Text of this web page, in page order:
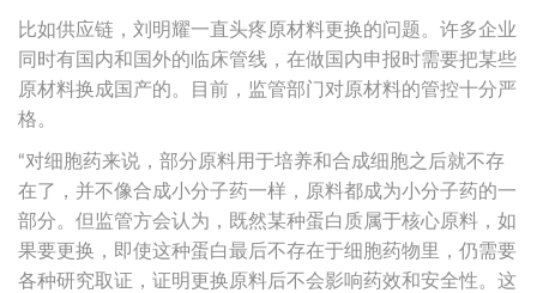
比如供应链，刘明耀一直头疼原材料更换的问题。许多企业
同时有国内和国外的临床管线，在做国内申报时需要把某些
原材料换成国产的。目前，监管部门对原材料的管控十分严
格。
“对细胞药来说，部分原料用于培养和合成细胞之后就不存
在了，并不像合成小分子药一样，原料都成为小分子药的一
部分。但监管方会认为，既然某种蛋白质属于核心原料，如
果要更换，即使这种蛋白最后不存在于细胞药物里，仍需要
各种研究取证，证明更换原料后不会影响药效和安全性。这